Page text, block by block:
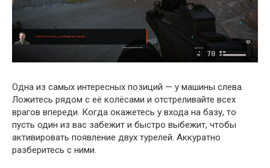
Одна из самых интересных позиций — у машины слева.
Ложитесь рядом с её колёсами и отстреливайте всех
врагов впереди. Когда окажетесь у входа на базу, то
пусть один из вас забежит и быстро выбежит, чтобы
активировать появление двух турелей. Аккуратно
разберитесь с ними.